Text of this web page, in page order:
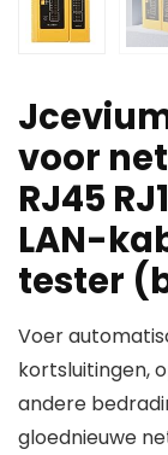
voor
RJ45
LAN-
tester
Voer
kortsluitingen,
andere
gloednieuwe